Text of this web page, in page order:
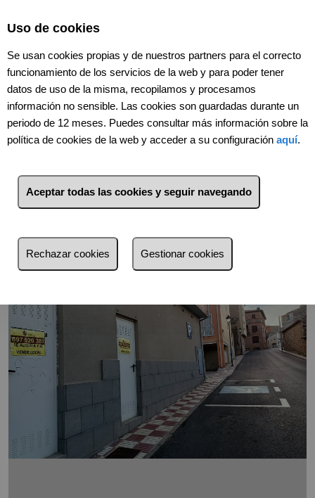
Uso de cookies
Se usan cookies propias y de nuestros partners para el correcto
funcionamiento de los servicios de la web y para poder tener
datos de uso de la misma, recopilamos y procesamos
información no sensible. Las cookies son guardadas durante un
periodo de 12 meses. Puedes consultar más información sobre la
política de cookies de la web y acceder a su configuración aquí.
Aceptar todas las cookies y seguir navegando
Rechazar cookies Gestionar cookies